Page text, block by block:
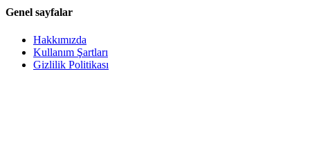
Genel sayfalar
Hakkımızda
Kullanım Şartları
Gizlilik Politikası